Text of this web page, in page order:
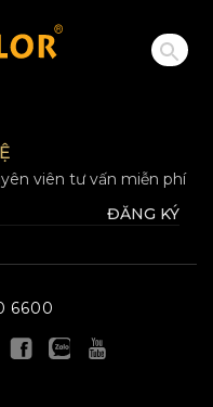
viên tư vấn miễn phí
ĐĂNG KÝ
6600